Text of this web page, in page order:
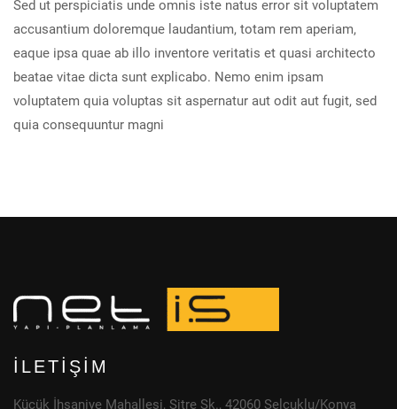
Sed ut perspiciatis unde omnis iste natus error sit voluptatem
accusantium doloremque laudantium, totam rem aperiam,
eaque ipsa quae ab illo inventore veritatis et quasi architecto
beatae vitae dicta sunt explicabo. Nemo enim ipsam
voluptatem quia voluptas sit aspernatur aut odit aut fugit, sed
quia consequuntur magni
İLETIŞIM
Küçük İhsaniye Mahallesi, Sitre Sk., 42060 Selçuklu/Konya